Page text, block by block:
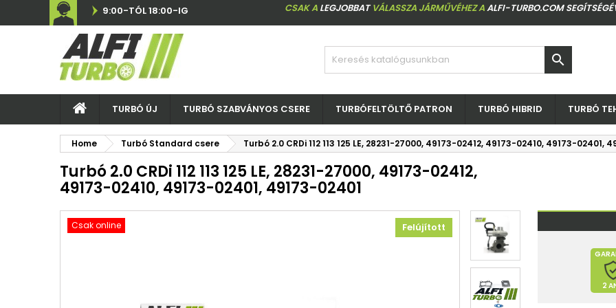
9:00-TÓL 18:00-IG CSAK A LEGJOBBATVÁLASSZA JÁRMŰVÉHEZ AALFI-TURBO.COM

TURBÓ ÚJ TURBÓ SZABVÁNYOS CSERE TURBÓFELTÖLTŐ PATRON TURBÓ HIBRID TURBÓ
Home Turbó Standard csere Turbó 2.0 CRDi 112 113 125 LE, 28231-27000, 49173-02412, 49173-02410, 49173-02401,
Turbó 2.0 CRDi 112 113 125 LE, 28231-27000, 49173-02412,
49173-02410, 49173-02401, 49173-02401
Csak online Felújított
2